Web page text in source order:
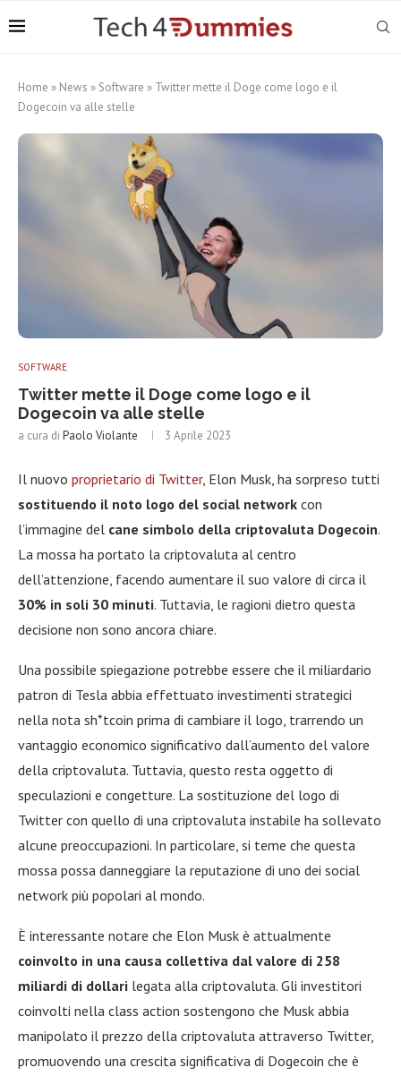
Home » News » Software » Twitter mette il Doge come logo e il
Dogecoin va alle stelle
SOFTWARE
Twitter mette il Doge come logo e il
Dogecoin va alle stelle
a cura di Paolo Violante 3 Aprile 2023
Il nuovo proprietario di Twitter, Elon Musk, ha sorpreso tutti
sostituendo il noto logo del social network con
l’immagine del cane simbolo della criptovaluta Dogecoin.
La mossa ha portato la criptovaluta al centro
dell’attenzione, facendo aumentare il suo valore di circa il
30% in soli 30 minuti. Tuttavia, le ragioni dietro questa
decisione non sono ancora chiare.
Una possibile spiegazione potrebbe essere che il miliardario
patron di Tesla abbia effettuato investimenti strategici
nella nota sh*tcoin prima di cambiare il logo, trarrendo un
vantaggio economico significativo dall’aumento del valore
della criptovaluta. Tuttavia, questo resta oggetto di
speculazioni e congetture. La sostituzione del logo di
Twitter con quello di una criptovaluta instabile ha sollevato
alcune preoccupazioni. In particolare, si teme che questa
mossa possa danneggiare la reputazione di uno dei social
network più popolari al mondo.
È interessante notare che Elon Musk è attualmente
coinvolto in una causa collettiva dal valore di 258
miliardi di dollari legata alla criptovaluta. Gli investitori
coinvolti nella class action sostengono che Musk abbia
manipolato il prezzo della criptovaluta attraverso Twitter,
promuovendo una crescita significativa di Dogecoin che è